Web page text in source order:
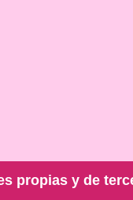
propias y de